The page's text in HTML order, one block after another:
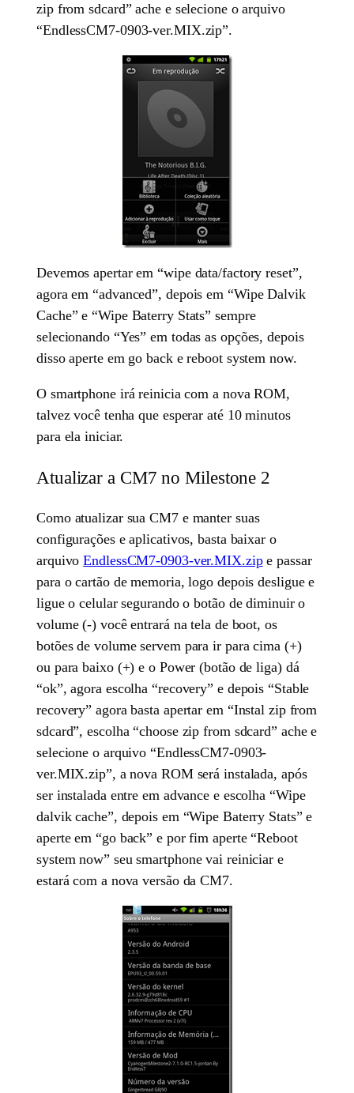
zip from sdcard” ache e selecione o arquivo
“EndlessCM7-0903-ver.MIX.zip”.
Devemos apertar em “wipe data/factory reset”,
agora em “advanced”, depois em “Wipe Dalvik
Cache” e “Wipe Baterry Stats” sempre
selecionando “Yes” em todas as opções, depois
disso aperte em go back e reboot system now.
O smartphone irá reinicia com a nova ROM,
talvez você tenha que esperar até 10 minutos
para ela iniciar.
Atualizar a CM7 no Milestone 2
Como atualizar sua CM7 e manter suas
configurações e aplicativos, basta baixar o
arquivoEndlessCM7-0903-ver.MIX.zipe passar
para o cartão de memoria, logo depois desligue e
ligue o celular segurando o botão de diminuir o
volume (-) você entrará na tela de boot, os
botões de volume servem para ir para cima (+)
ou para baixo (+) e o Power (botão de liga) dá
“ok”, agora escolha “recovery” e depois “Stable
recovery” agora basta apertar em “Instal zip from
sdcard”, escolha “choose zip from sdcard” ache e
selecione o arquivo “EndlessCM7-0903-
ver.MIX.zip”, a nova ROM será instalada, após
ser instalada entre em advance e escolha “Wipe
dalvik cache”, depois em “Wipe Baterry Stats” e
aperte em “go back” e por fim aperte “Reboot
system now” seu smartphone vai reiniciar e
estará com a nova versão da CM7.